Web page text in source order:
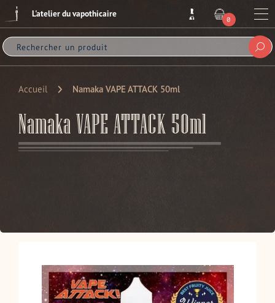
Passer
au
L'atelier du vapothicaire
0
ARTICLE
Accueil Namaka VAPE ATTACK 50ml
Namaka VAPE ATTACK 50ml